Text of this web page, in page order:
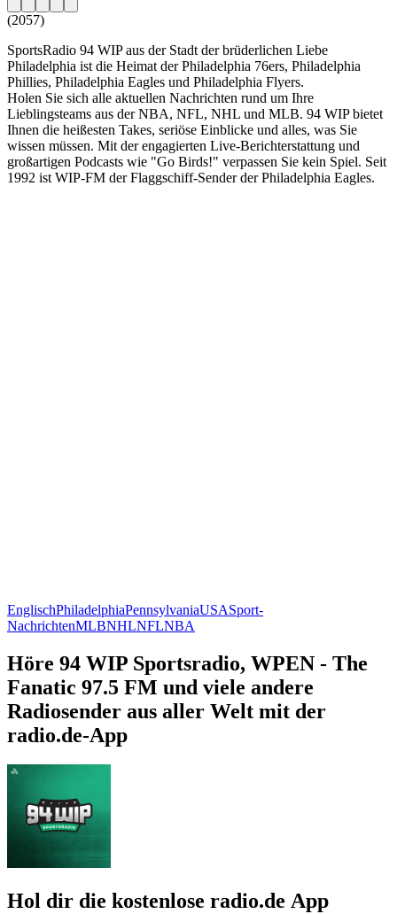
(2057)
SportsRadio 94 WIP aus der Stadt der brüderlichen Liebe
Philadelphia ist die Heimat der Philadelphia 76ers, Philadelphia
Phillies, Philadelphia Eagles und Philadelphia Flyers.
Holen Sie sich alle aktuellen Nachrichten rund um Ihre
Lieblingsteams aus der NBA, NFL, NHL und MLB. 94 WIP bietet
Ihnen die heißesten Takes, seriöse Einblicke und alles, was Sie
wissen müssen. Mit der engagierten Live-Berichterstattung und
großartigen Podcasts wie "Go Birds!" verpassen Sie kein Spiel. Seit
1992 ist WIP-FM der Flaggschiff-Sender der Philadelphia Eagles.
EnglischPhiladelphiaPennsylvaniaUSASport-
NachrichtenMLBNHLNFLNBA
Höre 94 WIP Sportsradio, WPEN - The
Fanatic 97.5 FM und viele andere
Radiosender aus aller Welt mit der
radio.de-App
Hol dir die kostenlose radio.de App